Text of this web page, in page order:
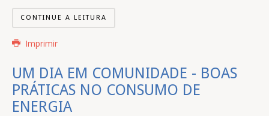
CONTINUE A LEITURA
Imprimir
UM DIA EM COMUNIDADE - BOAS
PRÁTICAS NO CONSUMO DE
ENERGIA